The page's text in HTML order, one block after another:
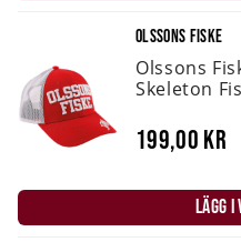
OLSSONS FISKE
Olssons
Skeleton
199,00 kr
LÄGG I